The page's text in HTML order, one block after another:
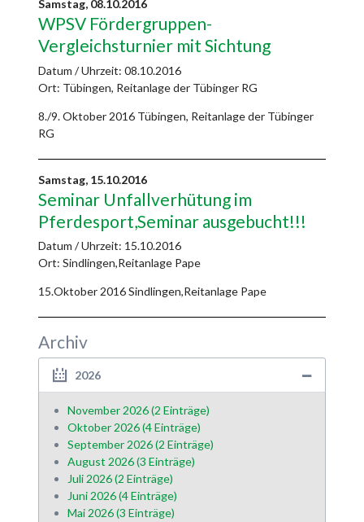
Samstag, 08.10.2016
WPSV Fördergruppen-
Vergleichsturnier mit Sichtung
Datum / Uhrzeit: 08.10.2016
Ort: Tübingen, Reitanlage der Tübinger RG
8./9. Oktober 2016 Tübingen, Reitanlage der Tübinger
RG
Samstag, 15.10.2016
Seminar Unfallverhütung im
Pferdesport,Seminar ausgebucht!!!
Datum / Uhrzeit: 15.10.2016
Ort: Sindlingen,Reitanlage Pape
15.Oktober 2016 Sindlingen,Reitanlage Pape
Archiv
2026
November 2026 (2 Einträge)
Oktober 2026 (4 Einträge)
September 2026 (2 Einträge)
August 2026 (3 Einträge)
Juli 2026 (2 Einträge)
Juni 2026 (4 Einträge)
Mai 2026 (3 Einträge)